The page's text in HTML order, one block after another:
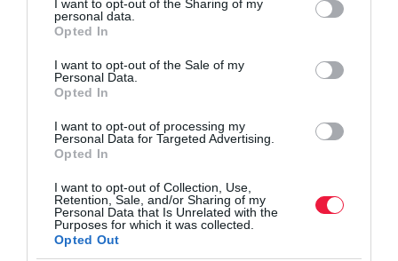
not limited to your visit or usage behaviour. You may click to
grant or deny consent to Google and its third-party tags to
use your data for below specified purposes in below Google
consent section.
I want to opt-out of the Sharing of my
personal data.
Opted In
I want to opt-out of the Sale of my
Personal Data.
Opted In
I want to opt-out of processing my
Personal Data for Targeted Advertising.
Opted In
I want to opt-out of Collection, Use,
Retention, Sale, and/or Sharing of my
Personal Data that Is Unrelated with the
Purposes for which it was collected.
Opted Out